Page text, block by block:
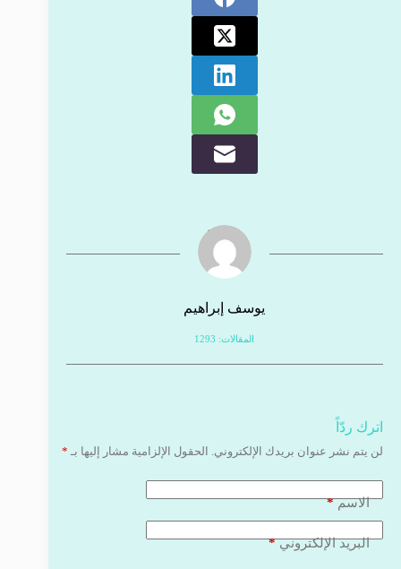
يوسف إبراهيم
المقالات: 1293
اترك ردّاً
لن يتم نشر عنوان بريدك الإلكتروني. الحقول الإلزامية مشار إليها بـ *
الاسم*
البريد الإلكتروني*